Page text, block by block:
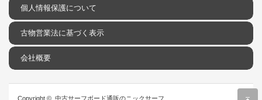
個人情報保護について
古物営業法に基づく表示
会社概要
Copyright © 中古サーフボード通販のニックサーフ